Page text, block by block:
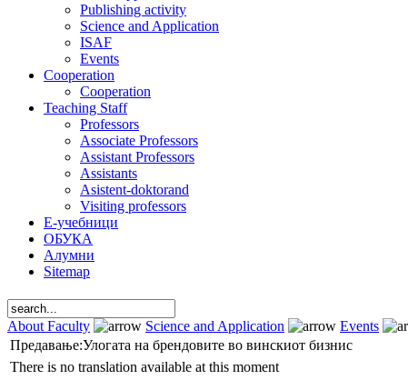
Publishing activity
Science and Application
ISAF
Events
Cooperation
Cooperation
Teaching Staff
Professors
Associate Professors
Assistant Professors
Assistants
Asistent-doktorand
Visiting professors
Е-учебници
ОБУКА
Алумни
Sitemap
About Faculty Science and Application Events
Предавање:Улогата на брендовите во винскиот бизнис
There is no translation available at this moment